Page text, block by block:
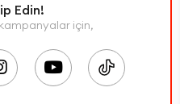
Edin!
için,